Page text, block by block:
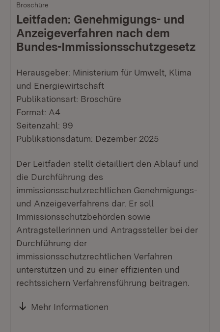
Broschüre
Leitfaden: Genehmigungs- und
Anzeigeverfahren nach dem
Bundes-Immissionsschutzgesetz
Herausgeber: Ministerium für Umwelt, Klima
und Energiewirtschaft
Publikationsart: Broschüre
Format: A4
Seitenzahl: 99
Publikationsdatum: Dezember 2025
Der Leitfaden stellt detailliert den Ablauf und
die Durchführung des
immissionsschutzrechtlichen Genehmigungs-
und Anzeigeverfahrens dar. Er soll
Immissionsschutzbehörden sowie
Antragstellerinnen und Antragssteller bei der
Durchführung der
immissionsschutzrechtlichen Verfahren
unterstützen und zu einer effizienten und
rechtssichern Verfahrensführung beitragen.
Mehr Informationen